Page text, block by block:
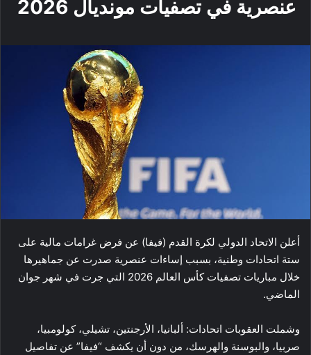
عنصرية في تصفيات مونديال 2026
أعلن الاتحاد الدولي لكرة القدم (فيفا) عن فرض غرامات مالية على
ستة اتحادات وطنية، بسبب إساءات عنصرية صدرت عن جماهيرها
خلال مباريات تصفيات كأس العالم 2026 التي جرت في شهر جوان
الماضي.
وشملت العقوبات اتحادات: ألبانيا، الأرجنتين، تشيلي، كولومبيا،
صربيا، والبوسنة والهرسك، من دون أن يكشف “فيفا” عن تفاصيل